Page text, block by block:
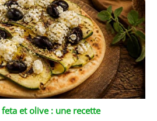
et olive : une recette